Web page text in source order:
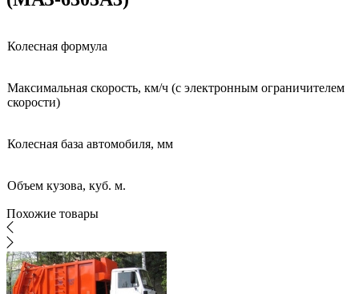
Колесная формула
Максимальная скорость, км/ч (с электронным ограничителем
скорости)
Колесная база автомобиля, мм
Объем кузова, куб. м.
Похожие товары